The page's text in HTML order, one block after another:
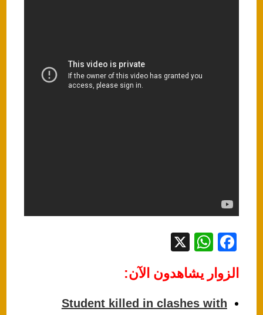
F
c
e
W
at
s
الزوار يشاهدون الآن:
Student killed in clashes with